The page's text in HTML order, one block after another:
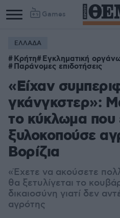
Games
ΕΛΛΑΔΑ
Κρήτη Εγκληματική
Παράνομες επιδοτήσεις
«Είχαν
γκάνγκστερ»:
το κύκλωμα που
ξυλοκοπούσε
Βορίζια
«Έχετε να ακούσετε
θα ξετυλίγεται το
δικαιοσύνη γιατί δεν
αγρότης